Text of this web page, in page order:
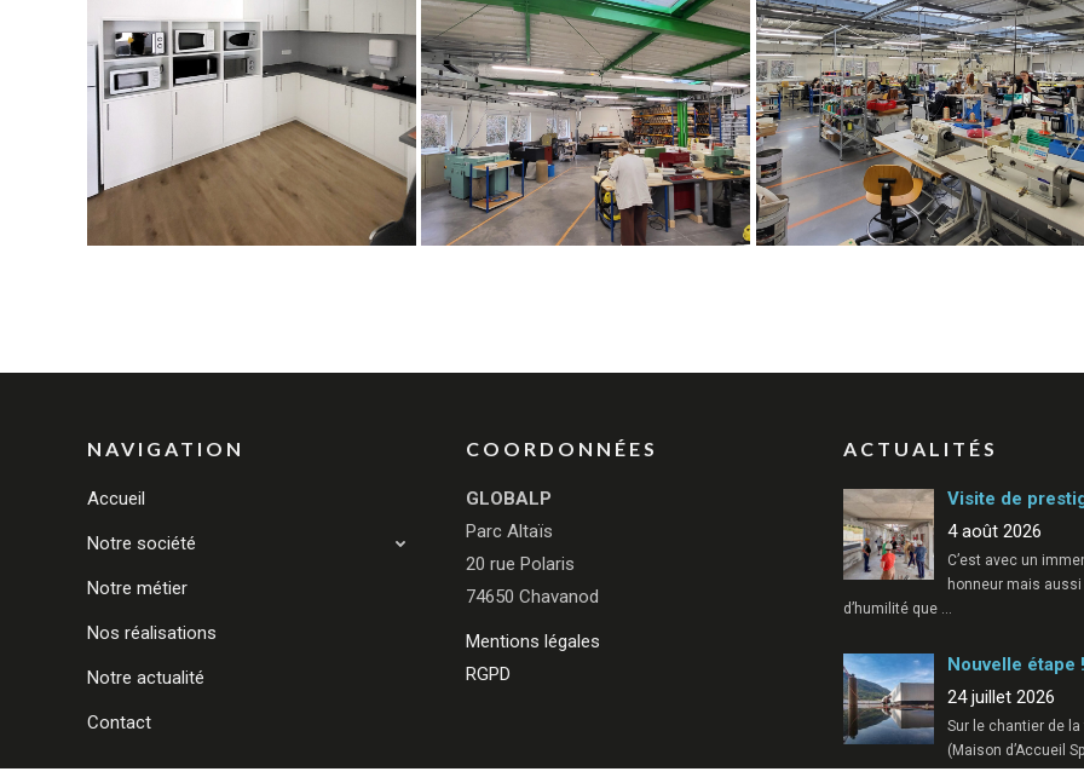
NAVIGATION
Accueil
Notre société
Notre métier
Nos réalisations
Notre actualité
Contact
COORDONNÉES
GLOBALP
Parc Altaïs
20 rue Polaris
74650 Chavanod
Mentions légales
RGPD
ACTUALITÉS
Visite de
4 août 2026
C’est avec un
honneur mais
d’humilité que …
Nouvelle étape
24 juillet 2026
Sur le chantier de la
(Maison d’Accueil
…